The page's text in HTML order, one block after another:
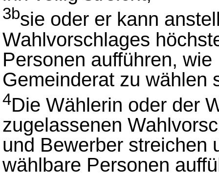
3bsie oder er kann
Wahlvorschlages
Personen aufführen,
Gemeinderat zu wählen
4Die Wählerin oder der
zugelassenen
und Bewerber streichen
wählbare Personen